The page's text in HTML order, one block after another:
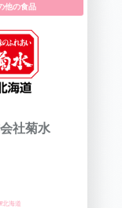
他の食品
社菊水
#北海道